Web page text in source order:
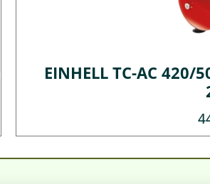
EINHELL TC-AC